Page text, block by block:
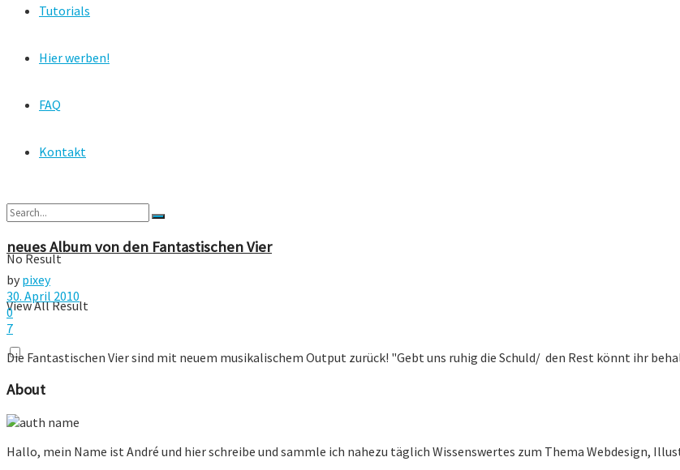
Tutorials
Hier werben!
FAQ
Kontakt
No Result
View All Result
neues Album von den Fantastischen Vier
by pixey
30. April 2010
0
7
Die Fantastischen Vier sind mit neuem musikalischem Output zurück! "Gebt uns ruhig die Schuld/ den Rest könnt ihr
About
Hallo, mein Name ist André und hier schreibe und sammle ich nahezu täglich Wissenswertes zum Thema Webdesign,